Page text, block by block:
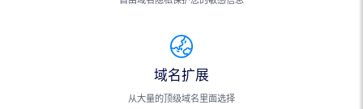
域名扩展
从大量的顶级域名里面选择